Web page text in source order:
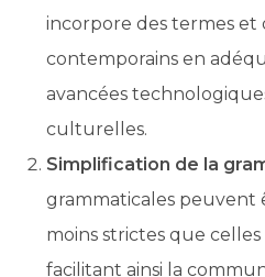
incorpore des termes et
contemporains en
avancées
culturelles.
Simplification de la
grammaticales peuvent
moins strictes que
facilitant ainsi la